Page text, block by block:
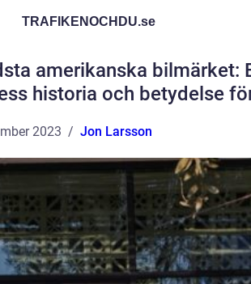
TRAFIKENOCHDU.se
amerikanska bilmärket:
historia och betydelse
2023 Jon Larsson